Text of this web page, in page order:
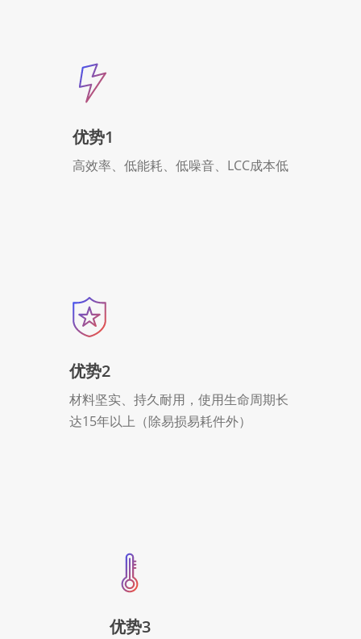
优势1
高效率、低能耗、低噪音、LCC成本低
优势2
材料坚实、持久耐用，使用生命周期长
达15年以上（除易损易耗件外）
优势3